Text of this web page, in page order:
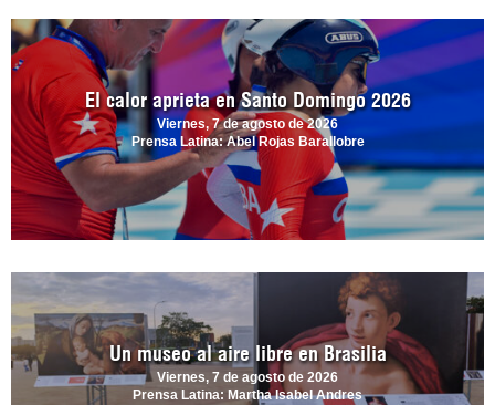
El calor aprieta en Santo Domingo 2026
Viernes, 7 de agosto de 2026
Prensa Latina: Abel Rojas Barallobre
Un museo al aire libre en Brasilia
Viernes, 7 de agosto de 2026
Prensa Latina: Martha Isabel Andres